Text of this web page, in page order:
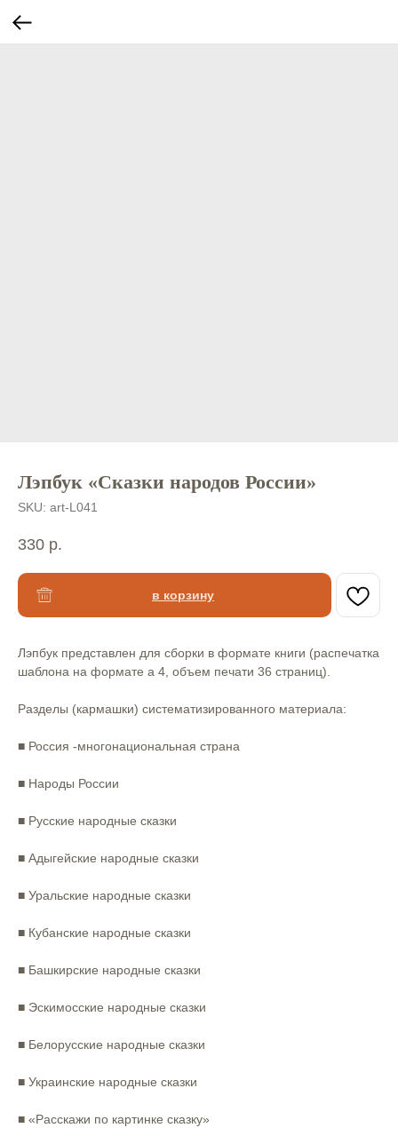
Лэпбук «Сказки народов России»
SKU: art-L041
330 р.
в корзину
Лэпбук представлен для сборки в формате книги (распечатка
шаблона на формате а 4, объем печати 36 страниц). ⠀ ⠀
Разделы (кармашки) систематизированного материала: ⠀
■ Россия -многонациональная страна⠀
■ Народы России⠀
■ Русские народные сказки⠀
■ Адыгейские народные сказки⠀
■ Уральские народные сказки⠀
■ Кубанские народные сказки⠀
■ Башкирские народные сказки⠀
■ Эскимосские народные сказки⠀
■ Белорусские народные сказки⠀
■ Украинские народные сказки⠀
■ «Расскажи по картинке сказку»⠀